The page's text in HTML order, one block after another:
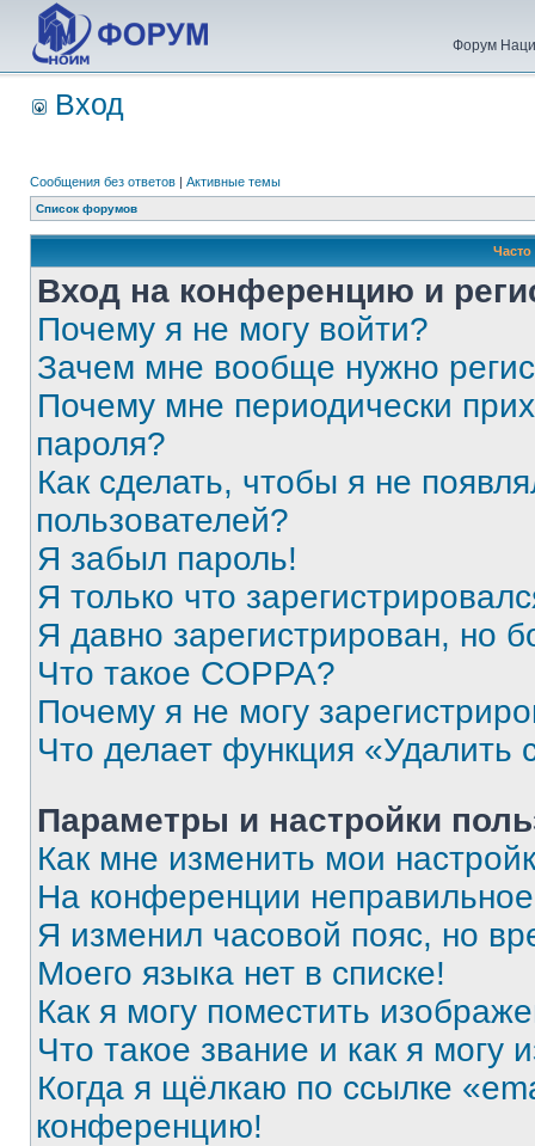
Форум
Вход
Сообщения без ответов | Активные темы
Список форумов
Вход на конференцию и
Почему я не могу войти?
Зачем мне вообще нужно
Почему мне периодически
пароля?
Как сделать, чтобы я не
пользователей?
Я забыл пароль!
Я только что
Я давно зарегистрирован, но
Что такое COPPA?
Почему я не могу
Что делает функция «Удалить
Параметры и настройки
Как мне изменить мои
На конференции
Я изменил часовой пояс, но
Моего языка нет в списке!
Как я могу поместить
Что такое звание и как я могу
Когда я щёлкаю по ссылке
конференцию!